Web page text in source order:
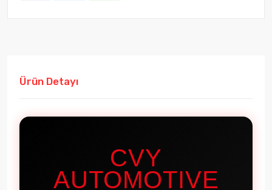
Ürün Detayı
CVY
AUTOMOTIVE